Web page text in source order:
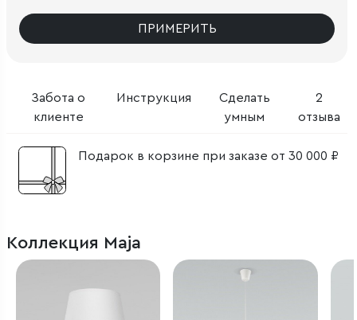
Забота о
клиенте
Инструкция
Сделать
умным
2
отзыва
Подарок в корзине при заказе от 30 000 ₽
ПРИМЕРИТЬ
Коллекция Maja